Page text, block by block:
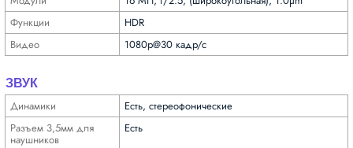
Функ­ции
HDR
Видео
1080p@30 кадр/с
ЗВУК
Динамики
Есть, стереофонические
Разъем 3,5мм для
науш­ников
Есть